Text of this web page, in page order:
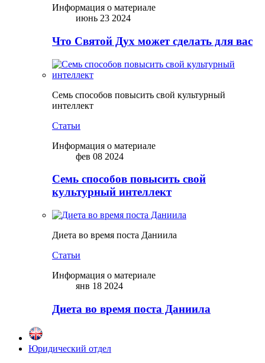
Информация о материале
июнь 23 2024
Что Святой Дух может сделать для вас
Семь способов повысить свой культурный
интеллект
Статьи
Информация о материале
фев 08 2024
Семь способов повысить свой
культурный интеллект
Диета во время поста Даниила
Статьи
Информация о материале
янв 18 2024
Диета во время поста Даниила
Юридический отдел